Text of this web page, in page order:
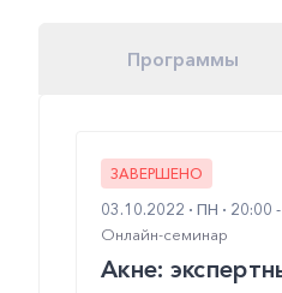
Программы
ЗАВЕРШЕНО
03.10.2022 ПН 20:00
Онлайн-семинар
Акне: